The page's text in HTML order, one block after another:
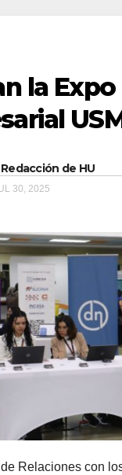
la Expo
Redacción de HU
30, 2025
Relaciones con